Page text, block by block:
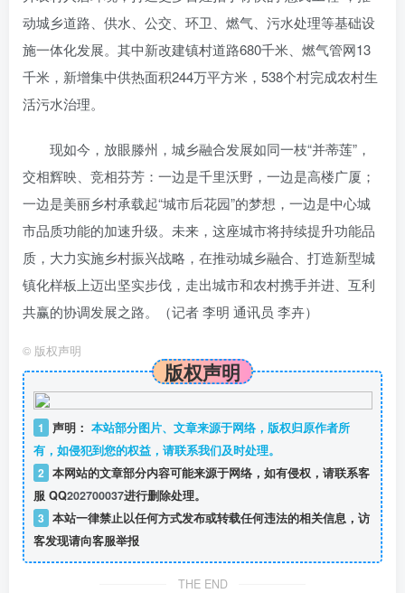
动城乡道路、供水、公交、环卫、燃气、污水处理等基础设
施一体化发展。其中新改建镇村道路680千米、燃气管网13
千米，新增集中供热面积244万平方米，538个村完成农村生
活污水治理。
现如今，放眼滕州，城乡融合发展如同一枝“并蒂莲”，
交相辉映、竞相芬芳：一边是千里沃野，一边是高楼广厦；
一边是美丽乡村承载起“城市后花园”的梦想，一边是中心城
市品质功能的加速升级。未来，这座城市将持续提升功能品
质，大力实施乡村振兴战略，在推动城乡融合、打造新型城
镇化样板上迈出坚实步伐，走出城市和农村携手并进、互利
共赢的协调发展之路。（记者 李明 通讯员 李卉）
© 版权声明
版权声明
1 声明： 本站部分图片、文章来源于网络，版权归原作者所
有，如侵犯到您的权益，请联系我们及时处理。
2 本网站的文章部分内容可能来源于网络，如有侵权，请联系客
服 QQ202700037进行删除处理。
3 本站一律禁止以任何方式发布或转载任何违法的相关信息，访
客发现请向客服举报
THE END